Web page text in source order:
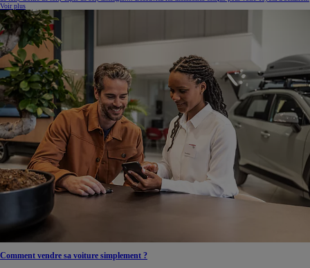
Voir plus
Comment vendre sa voiture simplement ?